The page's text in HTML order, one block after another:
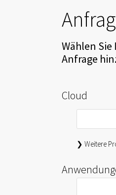
Wählen
Anfrage
Cloud
❯ Weitere